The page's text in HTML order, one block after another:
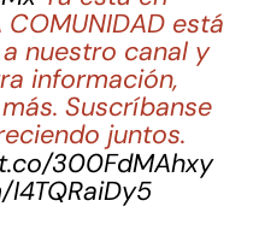
COMUNIDAD está
nuestro canal y
información,
Suscríbanse
juntos.
300FdMAhxy